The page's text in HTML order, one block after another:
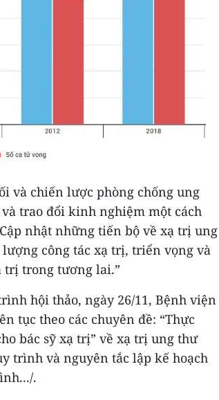
và chiến lược phòng chống ung
trao đổi kinh nghiệm một cách
nhật những tiến bộ về xạ trị ung
công tác xạ trị, triển vọng và
trị trong tương lai.”
hội thảo, ngày 26/11, Bệnh viện
tục theo các chuyên đề: “Thực
bác sỹ xạ trị” về xạ trị ung thư
trình và nguyên tắc lập kế hoạch
.